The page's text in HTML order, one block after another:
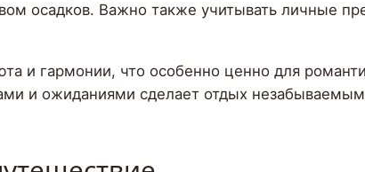
осадков. Важно также учитывать личные
и гармонии, что особенно ценно для
и ожиданиями сделает отдых